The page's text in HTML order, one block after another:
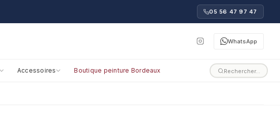
05 56 47 97 47
WhatsApp
Accessoires Boutique peinture Bordeaux Rechercher…